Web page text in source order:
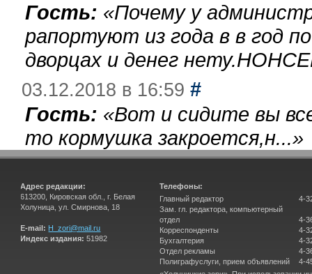
Гость: «Почему у
рапортуют из года в в год
дворцах и денег
03.12.2018 в 16:59 #
Гость: «Вот и сидите вы
то кормушка закроется,н...»
Адрес редакции:
613200, Кировская обл., г. Белая
Холуница, ул. Смирнова, 18
E-mail: H_zori@mail.ru
Индекс издания: 51982
Телефоны:
Главный редактор
Зам. гл. редактора, компьютерный
отдел
Корреспонденты
Бухгалтерия
Отдел рекламы
Полиграфуслуги, прием объявлений
4-
4-
4-
4-
4-
4-